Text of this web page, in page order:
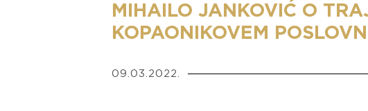
MIHAILO JANKOVIĆ O
KOPAONIKOVEM
09.03.2022.